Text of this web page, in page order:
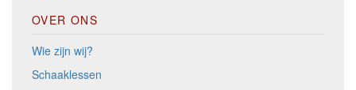
OVER ONS
Wie zijn wij?
Schaaklessen